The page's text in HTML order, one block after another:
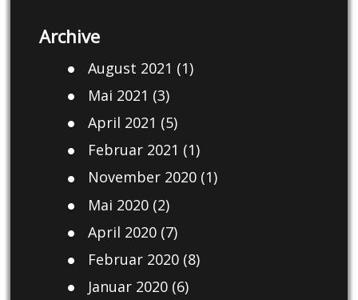
Archive
August 2021 (1)
Mai 2021 (3)
April 2021 (5)
Februar 2021 (1)
November 2020(1)
Mai 2020(2)
April 2020(7)
Februar 2020(8)
Januar 2020(6)